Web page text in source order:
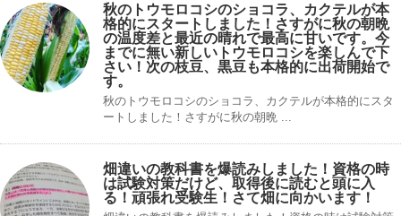
秋のトウモロコシのショコラ、カクテルが本
格的にスタートしました！さすがに秋の朝晩
の温度差と最近の晴れで最高に甘いです。今
までに無い新しいトウモロコシを楽しんで下
さい！次の枝豆、黒豆も本格的に出荷開始で
す。
秋のトウモロコシのショコラ、カクテルが本格的にスタ
ートしました！さすがに秋の朝晩 ...
畑違いの教科書を爆読みしました！資格の時
は試験対策だけど、取得後に読むと頭に入
る！頑張れ受験生！さて畑に向かいます！